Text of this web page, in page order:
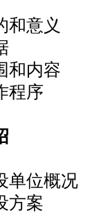
意义
内容
序
位概况
案